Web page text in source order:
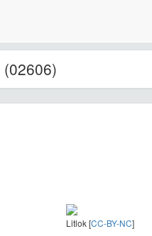
(02606)
Litlok [CC-BY-NC]